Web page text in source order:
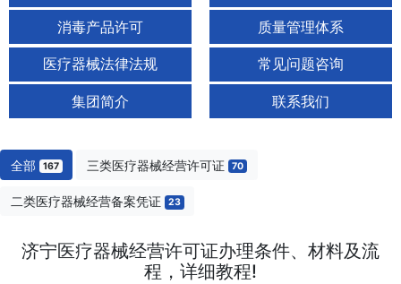
消毒产品许可 质量管理体系
医疗器械法律法规 常见问题咨询
集团简介 联系我们
全部 167 三类医疗器械经营许可证 70
二类医疗器械经营备案凭证 23
济宁医疗器械经营许可证办理条件、材料及流
程，详细教程!